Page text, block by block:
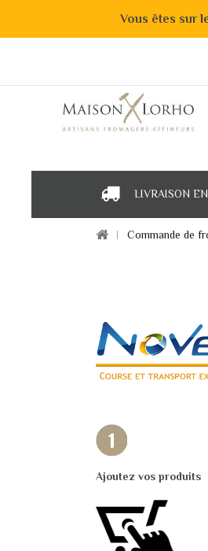
Vous êtes sur
LIVRAISON
Commande de
Ajoutez vos produits